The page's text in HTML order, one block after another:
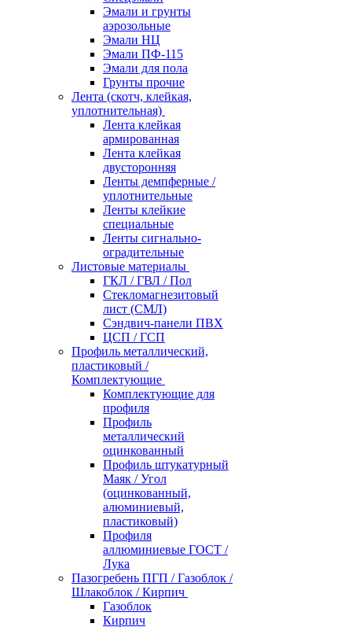
Эмали и грунты
аэрозольные
Эмали НЦ
Эмали ПФ-115
Эмали для пола
Грунты прочие
Лента (скотч, клейкая,
уплотнительная)
Лента клейкая
армированная
Лента клейкая
двусторонняя
Ленты демпферные /
уплотнительные
Ленты клейкие
специальные
Ленты сигнально-
оградительные
Листовые материалы
ГКЛ / ГВЛ / Пол
Стекломагнезитовый
лист (СМЛ)
Сэндвич-панели ПВХ
ЦСП / ГСП
Профиль металлический,
пластиковый /
Комплектующие
Комплектующие для
профиля
Профиль
металлический
оцинкованный
Профиль штукатурный
Маяк / Угол
(оцинкованный,
алюминиевый,
пластиковый)
Профиля
аллюминиевые ГОСТ /
Лука
Пазогребень ПГП / Газоблок /
Шлакоблок / Кирпич
Газоблок
Кирпич